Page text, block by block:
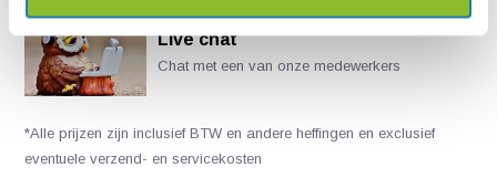
Live chat
Chat met een van onze medewerkers
*Alle prijzen zijn inclusief BTW en andere heffingen en exclusief
eventuele verzend- en servicekosten